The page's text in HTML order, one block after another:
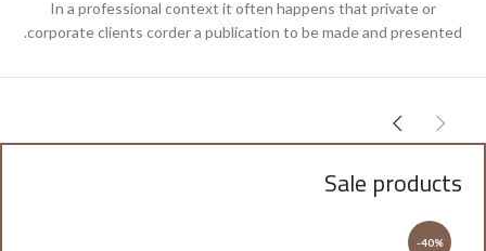
In a professional context it often happens that private or
corporate clients corder a publication to be made and presented.
Sale products
-40%